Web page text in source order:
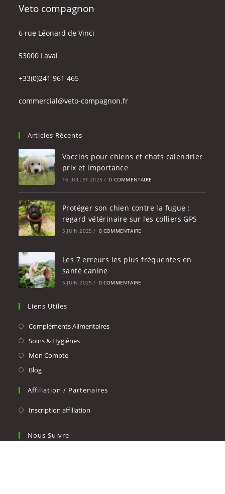
Veto compagnon
6 rue Léonard de Vinci
53000 Laval
+33(0)241 961 465
commercial@veto-compagnon.fr
Articles Récents
Vaccins pour chiens et chats calendrier
prix et importance
16 JUILLET 2025 / 0 COMMENTAIRE
Protéger son chien contre la fugue :
regard vétérinaire sur les colliers GPS
5 JUIN 2025 / 0 COMMENTAIRE
Les 7 erreurs les plus fréquentes en
santé canine
5 JUIN 2025 / 0 COMMENTAIRE
Liens Utiles
Compléments Alimentaires
Soins & Hygiènes
Mon Compte
Blog
Affiliation / Partenaires
Inscription affiliation
Nous Suivre